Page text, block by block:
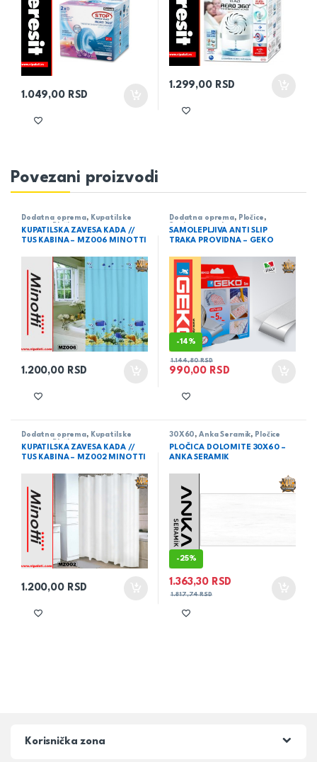
1.049,00 RSD
1.299,00 RSD
Povezani proizvodi
Dodatna oprema, Kupatilske
KUPATILSKA ZAVESA KADA //
TUS KABINA – MZ006 MINOTTI
1.200,00 RSD
Dodatna oprema, Pločice ,
SAMOLEPLJIVA ANTI SLIP
TRAKA PROVIDNA – GEKO
-14%
990,00 RSD
1.144,80RSD
Dodatna oprema, Kupatilske
KUPATILSKA ZAVESA KADA //
TUS KABINA – MZ002 MINOTTI
1.200,00 RSD
30X60 ,Anka Seramik, Pločice
PLOČICA DOLOMITE 30X60 –
ANKA SERAMIK
-25%
1.363,30 RSD
1.817,74RSD
Korisnička zona